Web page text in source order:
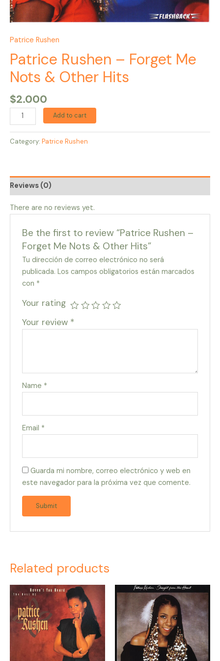
Patrice Rushen
Patrice Rushen – Forget Me
Nots & Other Hits
$2.000
Add to cart
Category: Patrice Rushen
Reviews (0)
There are no reviews yet.
Be the first to review “Patrice Rushen –
Forget Me Nots & Other Hits”
Tu dirección de correo electrónico no será
publicada. Los campos obligatorios están marcados
con *
Your rating
Your review *
Name *
Email *
Guarda mi nombre, correo electrónico y web en
este navegador para la próxima vez que comente.
Related products